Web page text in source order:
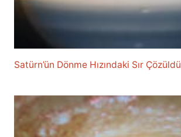
Satürn’ün Dönme Hızındaki Sır Çözüldü